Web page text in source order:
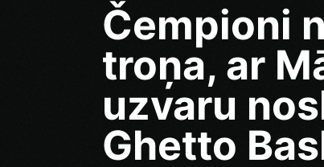
Čempioni
troņa, ar
uzvaru
Ghetto